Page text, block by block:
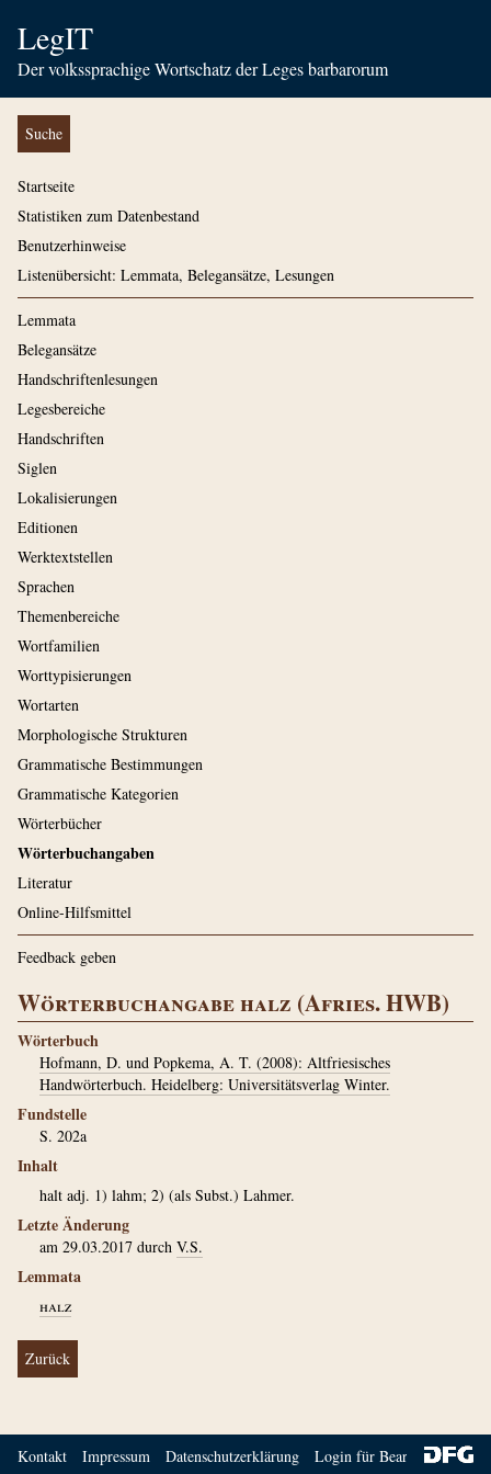
LegIT
Der volkssprachige Wortschatz der Leges barbarorum
Suche
Startseite
Statistiken zum Datenbestand
Benutzerhinweise
Listenübersicht: Lemmata, Belegansätze, Lesungen
Lemmata
Belegansätze
Handschriftenlesungen
Legesbereiche
Handschriften
Siglen
Lokalisierungen
Editionen
Werktextstellen
Sprachen
Themenbereiche
Wortfamilien
Worttypisierungen
Wortarten
Morphologische Strukturen
Grammatische Bestimmungen
Grammatische Kategorien
Wörterbücher
Wörterbuchangaben
Literatur
Online-Hilfsmittel
Feedback geben
Wörterbuchangabe halz (Afries. HWB)
Wörterbuch
Hofmann, D. und Popkema, A. T. (2008): Altfriesisches
Handwörterbuch. Heidelberg: Universitätsverlag Winter.
Fundstelle
S. 202a
Inhalt
halt adj. 1) lahm; 2) (als Subst.) Lahmer.
Letzte Änderung
am 29.03.2017 durch V.S.
Lemmata
halz
Zurück
Kontakt Impressum Datenschutzerklärung Login für Bearbeiter